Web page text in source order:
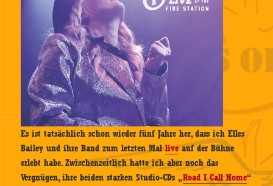
Es ist tatsächlich schon wieder fünf Jahre her, dass ich Elles
Bailey und ihre Band zum letzten Malliveauf der Bühne
erlebt habe. Zwischenzeitlich hatte ich aber noch das
Vergnügen, ihre beiden starken Studio-CDs „Road I Call Home“